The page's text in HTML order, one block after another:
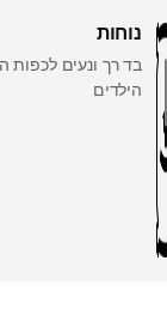
נוחות
בד רך ונעים לכפות
הילדים